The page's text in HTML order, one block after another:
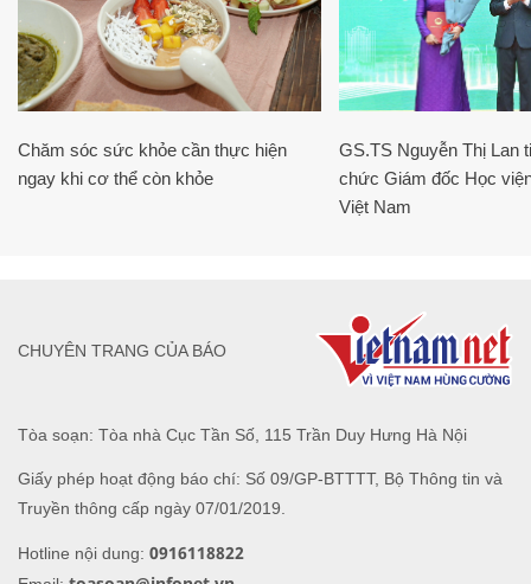
Chăm sóc sức khỏe cần thực hiện
ngay khi cơ thể còn khỏe
GS.TS Nguyễn Thị Lan
chức Giám đốc Học
Việt Nam
Tòa soạn: Tòa nhà Cục Tần Số, 115 Trần Duy Hưng Hà Nội
Giấy phép hoạt động báo chí: Số 09/GP-BTTTT, Bộ Thông tin và
Truyền thông cấp ngày 07/01/2019.
Hotline nội dung: 0916118822
CHUYÊN TRANG CỦA BÁO